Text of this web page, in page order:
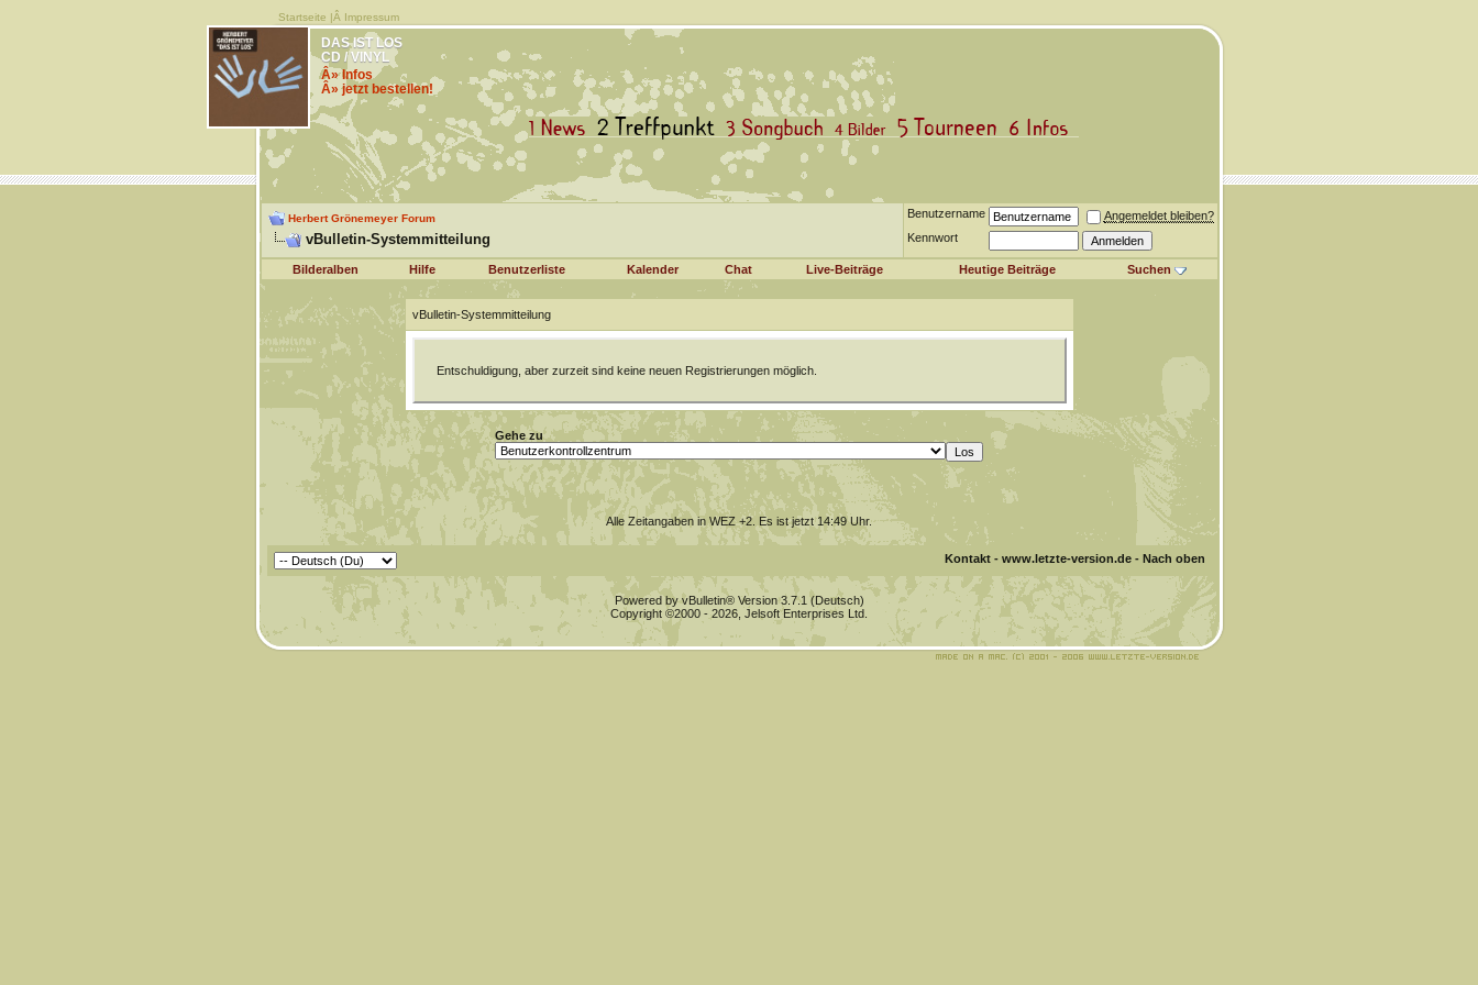
Startseite |Â Impressum
DAS IST LOS
CD / VINYL
Â» Infos
Â» jetzt bestellen!
Herbert Grönemeyer Forum
vBulletin-Systemmitteilung
Benutzername
Angemeldet bleiben?
Kennwort
Bilderalben Hilfe Benutzerliste Kalender Chat Live-Beiträge Heutige Beiträge Suchen
vBulletin-Systemmitteilung
Entschuldigung, aber zurzeit sind keine neuen Registrierungen möglich.
Gehe zu
Alle Zeitangaben in WEZ +2. Es ist jetzt14:49Uhr.
Kontakt- www.letzte-version.de- Nach oben
Powered by vBulletin® Version 3.7.1 (Deutsch)
Copyright ©2000 - 2026, Jelsoft Enterprises Ltd.